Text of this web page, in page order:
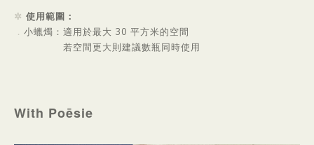
✲ 使用範圍：
小蠟燭：適用於最大 30 平方米的空間
若空間更大則建議數瓶同時使用
With Poēsie